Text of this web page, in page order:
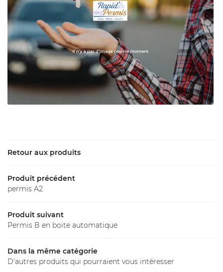
Accueil
- Permis
Label
Avis
Inscription
Retour aux produits
Produit précédent
permis A2
Produit suivant
Permis B en boite automatique
Dans la même catégorie
D'autres produits qui pourraient vous intéresser